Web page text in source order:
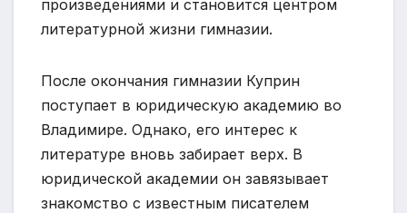
произведениями и становится центром
литературной жизни гимназии.
После окончания гимназии Куприн
поступает в юридическую академию во
Владимире. Однако, его интерес к
литературе вновь забирает верх. В
юридической академии он завязывает
знакомство с известным писателем